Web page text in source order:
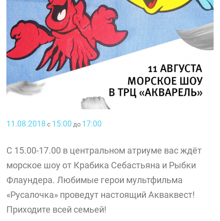
11.08.2018 с 15:00 до 17:00
С 15.00-17.00 в центральном атриуме вас ждёт
морское шоу от Крабика Себастьяна и Рыбки
Флаундера. Любимые герои мультфильма
«Русалочка» проведут настоящий Акваквест!
Приходите всей семьей!